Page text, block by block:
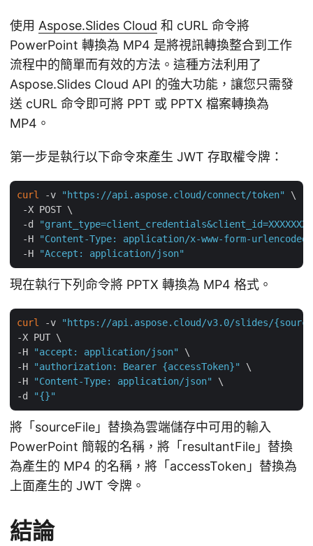
使用 Aspose.Slides Cloud 和 cURL 命令將
PowerPoint 轉換為 MP4 是將視訊轉換整合到工作
流程中的簡單而有效的方法。這種方法利用了
Aspose.Slides Cloud API 的強大功能，讓您只需發
送 cURL 命令即可將 PPT 或 PPTX 檔案轉換為
MP4。
第一步是執行以下命令來產生 JWT 存取權令牌：
curl -v "https://api.aspose.cloud/connect/token"
\
-X POST \
-d
"grant_type=client_credentials&client_id=XXXXXXX-
-H
"Content-Type: application/x-www-form-urlencoded"
-H
"Accept: application/json"
現在執行下列命令將 PPTX 轉換為 MP4 格式。
curl -v
"https://api.aspose.cloud/v3.0/slides/
-X PUT \
-H
"accept: application/json"
\
-H
"authorization: Bearer {accessToken}"
\
-H
"Content-Type: application/json"
\
-d
"{}"
將「sourceFile」替換為雲端儲存中可用的輸入
PowerPoint 簡報的名稱，將「resultantFile」替換
為產生的 MP4 的名稱，將「accessToken」替換為
上面產生的 JWT 令牌。
結論